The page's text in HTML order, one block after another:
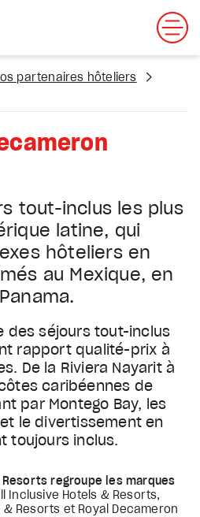
partenaires hôteliers
tout-inclus les plus
latine, qui
hôteliers en
au Mexique, en
des séjours tout-inclus
rapport qualité-prix à
De la Riviera Nayarit à
caribéennes de
par Montego Bay, les
le divertissement en
toujours inclus.
regroupe les marques
Inclusive Hotels & Resorts,
Resorts et Royal Decameron